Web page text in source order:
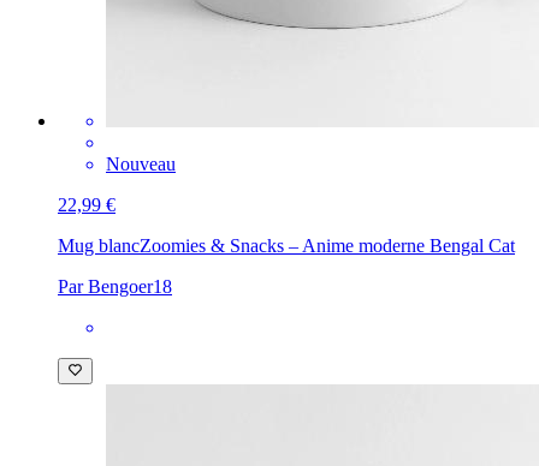
Nouveau
22,99 €
Mug blancZoomies & Snacks – Anime moderne Bengal Cat
Par Bengoer18